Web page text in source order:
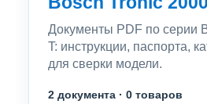
Документы PDF по серии
T: инструкции, паспорта,
для сверки модели.
2 документа · 0 товаров